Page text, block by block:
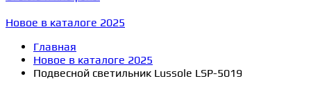
Новое в каталоге 2025
Главная
Новое в каталоге 2025
Подвесной светильник Lussole LSP-5019